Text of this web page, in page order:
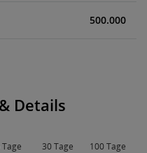
500.000
Details
Tage 30 Tage 100 Tage